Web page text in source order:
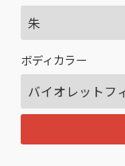
ボディカラー